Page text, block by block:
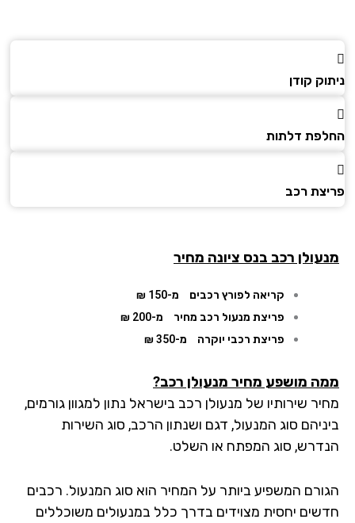
קודן
דלתות
רכב
רכב בנס ציונה מחיר
קריאה לפורץ רכבים
מ-150 ₪
פריצת מנעול רכב מחיר
מ-200 ₪
פריצת רכבי יוקרה
מ-350 ₪
מושפע מחיר מנעולן רכב?
שירותיו של מנעולן רכב בישראל נתון למגוון גורמים,
סוג המנעול, דגם ושנתון הרכב, סוג השירות
סוג המפתח או השלט.
המשפיע ביותר על המחיר הוא סוג המנעול. רכבים
יחסית מצוידים בדרך כלל במנעולים משוכללים